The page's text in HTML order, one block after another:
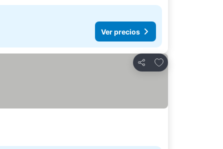
Ver precios
Compartir
Agregar a favoritos